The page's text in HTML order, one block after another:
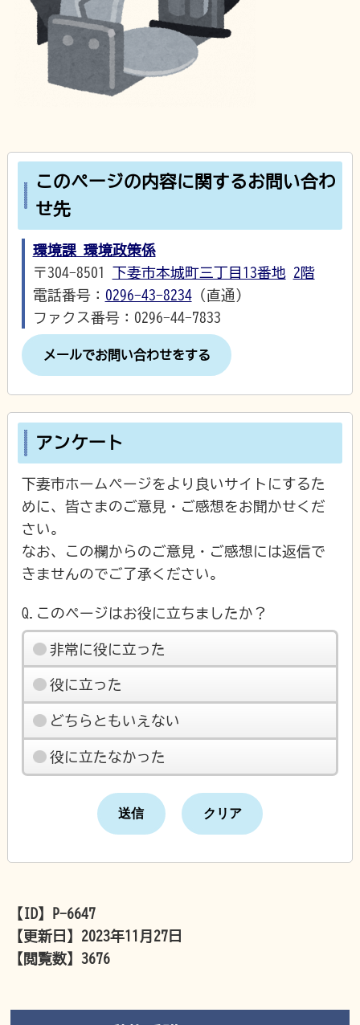
このページの内容に関するお問い合わ
せ先
環境課 環境政策係
〒304-8501 下妻市本城町三丁目13番地 2階
電話番号： 0296-43-8234（直通）
ファクス番号：0296-44-7833
メールでお問い合わせをする
アンケート
下妻市ホームページをより良いサイトにするた
めに、皆さまのご意見・ご感想をお聞かせくだ
さい。
なお、この欄からのご意見・ご感想には返信で
きませんのでご了承ください。
Q.このページはお役に立ちましたか？
非常に役に立った
役に立った
どちらともいえない
役に立たなかった
【ID】
P-6647
【更新日】 2023年11月27日
【閲覧数】3676